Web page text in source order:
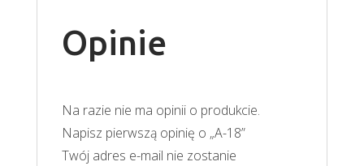
Opinie
Na razie nie ma opinii o produkcie.
Napisz pierwszą opinię o „A-18”
Twój adres e-mail nie zostanie